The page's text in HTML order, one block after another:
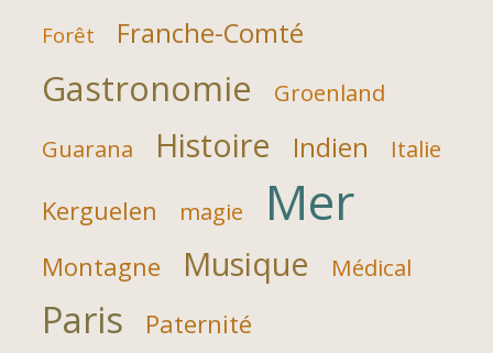
Forêt
Franche-Comté
Gastronomie
Groenland
Guarana
Histoire Indien Italie
Kerguelen magie Mer
Montagne Musique Médical
Paris Paternité